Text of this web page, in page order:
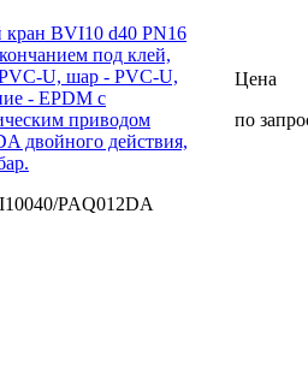
BVI10 d40 PN16
под клей,
U, шар - PVC-U,
- EPDM с
приводом
двойного действия,
PAQ012DA
Цена
по